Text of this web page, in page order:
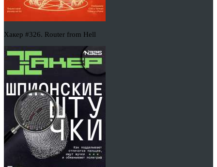
Хакер #326. Router from Hell